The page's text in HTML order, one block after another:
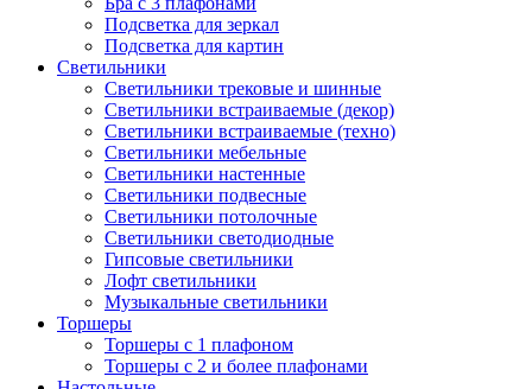
Подсветка для зеркал
Подсветка для картин
Светильники
Светильники трековые и шинные
Светильники встраиваемые (декор)
Светильники встраиваемые (техно)
Светильники мебельные
Светильники настенные
Светильники подвесные
Светильники потолочные
Светильники светодиодные
Гипсовые светильники
Лофт светильники
Музыкальные светильники
Торшеры
Торшеры с 1 плафоном
Торшеры с 2 и более плафонами